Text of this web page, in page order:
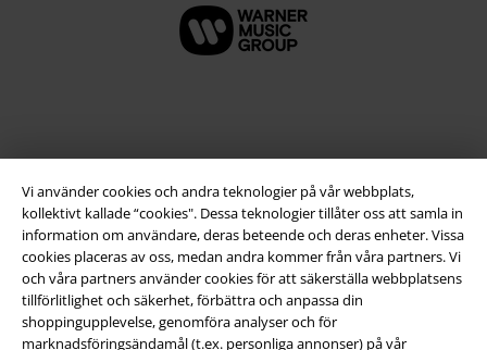
Vi använder cookies och andra teknologier på vår webbplats,
kollektivt kallade “cookies". Dessa teknologier tillåter oss att samla in
information om användare, deras beteende och deras enheter. Vissa
cookies placeras av oss, medan andra kommer från våra partners. Vi
och våra partners använder cookies för att säkerställa webbplatsens
tillförlitlighet och säkerhet, förbättra och anpassa din
shoppingupplevelse, genomföra analyser och för
marknadsföringsändamål (t.ex. personliga annonser) på vår
Juridisk information/Villkor
Villkor